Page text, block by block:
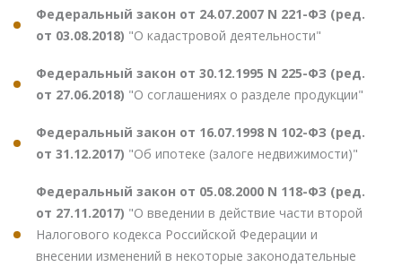
Федеральный закон от 24.07.2007 N 221-ФЗ (ред.
от 03.08.2018) "О кадастровой деятельности"
Федеральный закон от 30.12.1995 N 225-ФЗ (ред.
от 27.06.2018) "О соглашениях о разделе продукции"
Федеральный закон от 16.07.1998 N 102-ФЗ (ред.
от 31.12.2017) "Об ипотеке (залоге недвижимости)"
Федеральный закон от 05.08.2000 N 118-ФЗ (ред.
от 27.11.2017) "О введении в действие части второй
Налогового кодекса Российской Федерации и
внесении изменений в некоторые законодательные